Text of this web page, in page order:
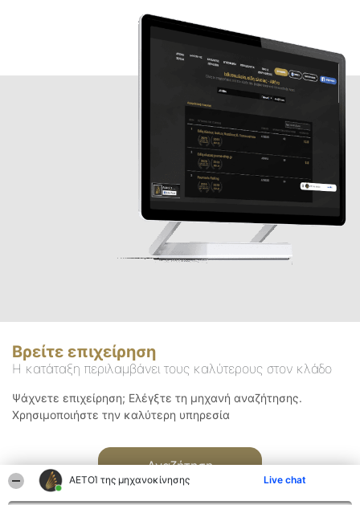
ΑΕΤΟΊ της μηχανοκίνησης Live chat
Βρείτε επιχείρηση
Η κατάταξη περιλαμβάνει τους καλύτερους στον κλάδο
Ψάχνετε επιχείρηση; Ελέγξτε τη μηχανή αναζήτησης.
Χρησιμοποιήστε την καλύτερη υπηρεσία
Αναζήτηση